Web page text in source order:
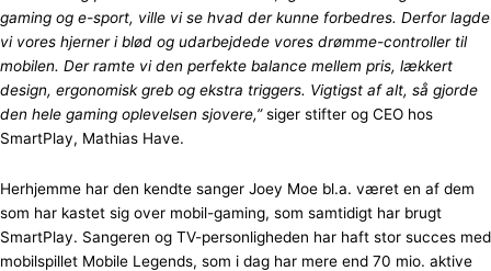
gaming og e-sport, ville vi se hvad der kunne forbedres. Derfor lagde
vi vores hjerner i blød og udarbejdede vores drømme-controller til
mobilen. Der ramte vi den perfekte balance mellem pris, lækkert
design, ergonomisk greb og ekstra triggers. Vigtigst af alt, så gjorde
den hele gaming oplevelsen sjovere,”siger stifter og CEO hos
SmartPlay, Mathias Have.
Herhjemme har den kendte sanger Joey Moe bl.a. været en af dem
som har kastet sig over mobil-gaming, som samtidigt har brugt
SmartPlay. Sangeren og TV-personligheden har haft stor succes med
mobilspillet Mobile Legends, som i dag har mere end 70 mio. aktive